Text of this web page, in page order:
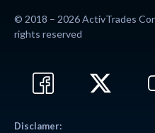
© 2018 – 2026 ActivTrades
rights reserved
Disclamer: